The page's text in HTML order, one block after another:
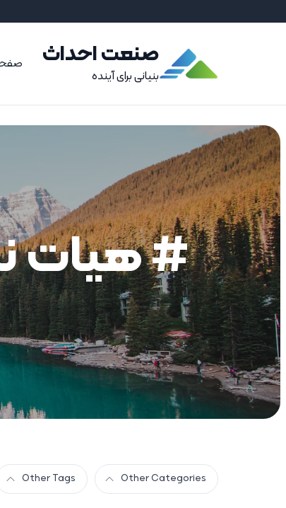
صنعت احداث
بنیانی برای آینده
# هیات
Other Categories
Other Tags